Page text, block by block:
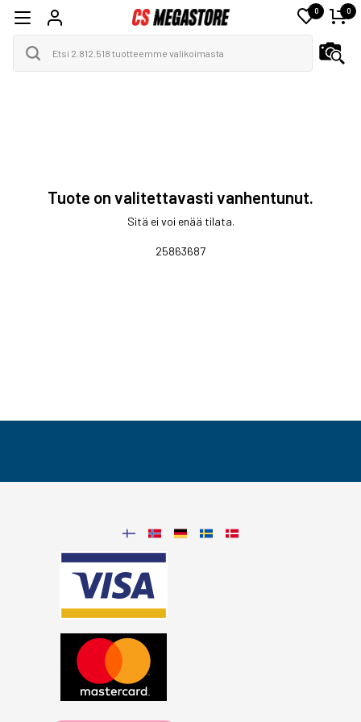
0 0
Tuote on valitettavasti vanhentunut.
Sitä ei voi enää tilata.
25863687